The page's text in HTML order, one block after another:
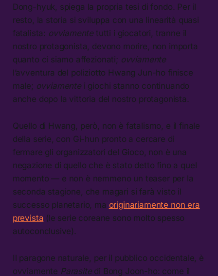
Dong-hyuk, spiega la propria tesi di fondo. Per il
resto, la storia si sviluppa con una linearità quasi
fatalista: ovviamente tutti i giocatori, tranne il
nostro protagonista, devono morire, non importa
quanto ci siamo affezionati; ovviamente
l’avventura del poliziotto Hwang Jun-ho finisce
male; ovviamente i giochi stanno continuando
anche dopo la vittoria del nostro protagonista.
Quello di Hwang, però, non è fatalismo, e il finale
della serie, con Gi-hun pronto a cercare di
fermare gli organizzatori del Gioco, non è una
negazione di quello che è stato detto fino a quel
momento — e non è nemmeno un teaser per la
seconda stagione, che magari si farà visto il
successo planetario, ma originariamente non era
prevista (le serie coreane sono molto spesso
autoconclusive).
Il paragone naturale, per il pubblico occidentale, è
ovviamente Parasite di Bong Joon-ho: come il